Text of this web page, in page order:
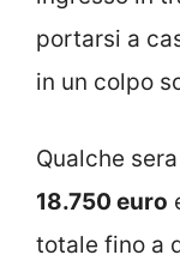
portarsi a
in un colpo
Qualche
18.750 euro
totale fino a